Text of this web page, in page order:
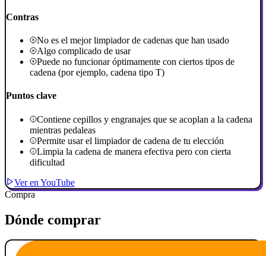
Contras
No es el mejor limpiador de cadenas que han usado
Algo complicado de usar
Puede no funcionar óptimamente con ciertos tipos de
cadena (por ejemplo, cadena tipo T)
Puntos clave
Contiene cepillos y engranajes que se acoplan a la cadena
mientras pedaleas
Permite usar el limpiador de cadena de tu elección
Limpia la cadena de manera efectiva pero con cierta
dificultad
Ver en YouTube
Compra
Dónde comprar